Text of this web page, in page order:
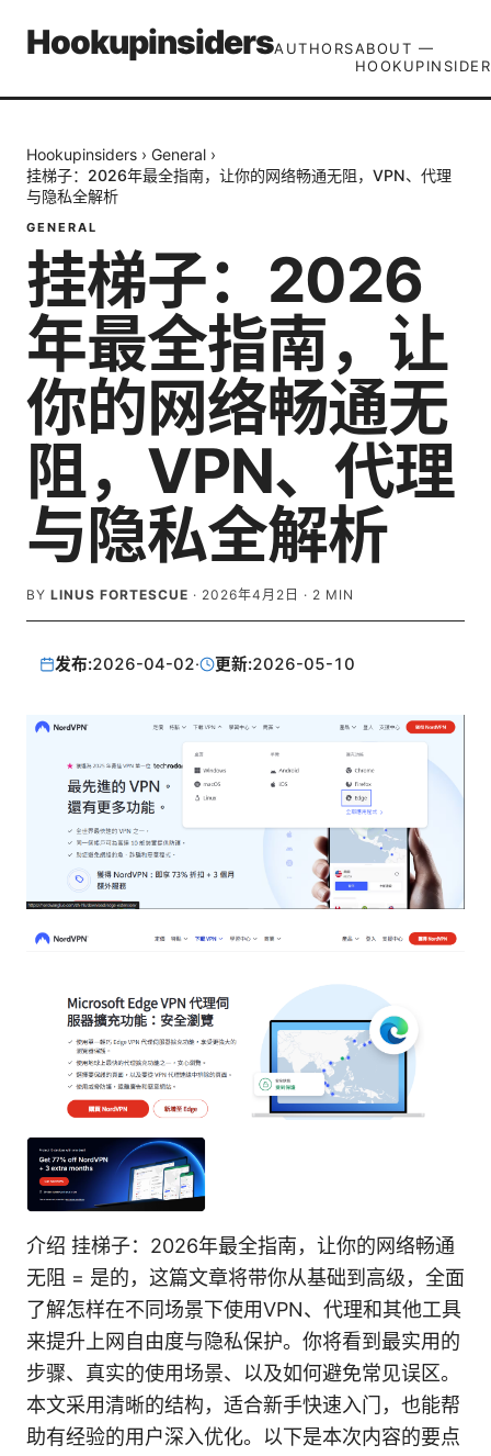
HookupinsidersAUTHORSABOUT —
Hookupinsiders › General ›
挂梯子：2026年最全指南，让你的网络畅通无阻，VPN、代理
与隐私全解析
GENERAL
挂梯子：2026
年最全指南，让
你的网络畅通无
阻，VPN、代理
与隐私全解析
BY LINUS FORTESCUE · 2026年4月2日 · 2 MIN
发布:2026-04-02· 更新:2026-05-10
介绍 挂梯子：2026年最全指南，让你的网络畅通
无阻 = 是的，这篇文章将带你从基础到高级，全面
了解怎样在不同场景下使用VPN、代理和其他工具
来提升上网自由度与隐私保护。你将看到最实用的
步骤、真实的使用场景、以及如何避免常见误区。
本文采用清晰的结构，适合新手快速入门，也能帮
助有经验的用户深入优化。以下是本次内容的要点